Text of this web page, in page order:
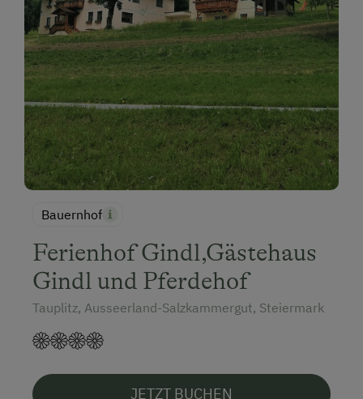
Bauernhof
Ferienhof Gindl,Gästehaus
Gindl und Pferdehof
Tauplitz, Ausseerland-Salzkammergut, Steiermark
JETZT BUCHEN